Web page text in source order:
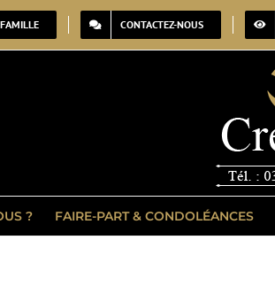
CONTACTEZ-NOUS
? FAIRE-PART & CONDOLÉANCES